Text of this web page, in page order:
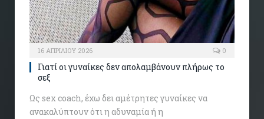
16 ΑΠΡΙΛΊΟΥ 2026 0
Γιατί οι γυναίκες δεν απολαμβάνουν πλήρως το
σεξ
Ως sex coach, έχω δει αμέτρητες γυναίκες να
ανακαλύπτουν ότι η αδυναμία ή η